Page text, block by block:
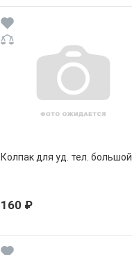
Колпак для уд. тел. большой
160 ₽